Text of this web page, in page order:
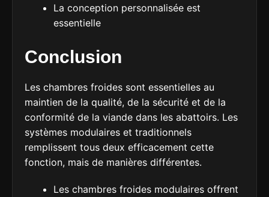
La conception personnalisée est
essentielle
Conclusion
Les chambres froides sont essentielles au
maintien de la qualité, de la sécurité et de la
conformité de la viande dans les abattoirs. Les
systèmes modulaires et traditionnels
remplissent tous deux efficacement cette
fonction, mais de manières différentes.
Les chambres froides modulaires offrent